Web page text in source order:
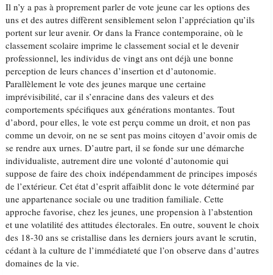
Il n’y a pas à proprement parler de vote jeune car les options des
uns et des autres diffèrent sensiblement selon l’appréciation qu’ils
portent sur leur avenir. Or dans la France contemporaine, où le
classement scolaire imprime le classement social et le devenir
professionnel, les individus de vingt ans ont déjà une bonne
perception de leurs chances d’insertion et d’autonomie.
Parallèlement le vote des jeunes marque une certaine
imprévisibilité, car il s’enracine dans des valeurs et des
comportements spécifiques aux générations montantes. Tout
d’abord, pour elles, le vote est perçu comme un droit, et non pas
comme un devoir, on ne se sent pas moins citoyen d’avoir omis de
se rendre aux urnes. D’autre part, il se fonde sur une démarche
individualiste, autrement dire une volonté d’autonomie qui
suppose de faire des choix indépendamment de principes imposés
de l’extérieur. Cet état d’esprit affaiblit donc le vote déterminé par
une appartenance sociale ou une tradition familiale. Cette
approche favorise, chez les jeunes, une propension à l’abstention
et une volatilité des attitudes électorales. En outre, souvent le choix
des 18-30 ans se cristallise dans les derniers jours avant le scrutin,
cédant à la culture de l’immédiateté que l’on observe dans d’autres
domaines de la vie.